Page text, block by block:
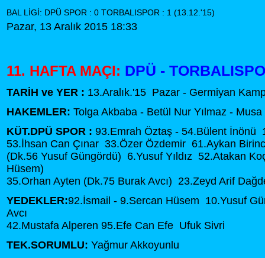
BAL LİGİ: DPÜ SPOR : 0 TORBALISPOR : 1 (13.12.'15)
Pazar, 13 Aralık 2015 18:33
11. HAFTA MAÇI: DPÜ -
TARİH ve YER : 13.Aralık.'15 Pazar - Germiyan
HAKEMLER: Tolga Akbaba - Betül Nur Yılmaz -
KÜT.DPÜ SPOR : 93.Emrah Öztaş - 54.Bülent İnönü
53.İhsan Can Çınar 33.Özer Özdemir 61.Aykan
(Dk.56 Yusuf Güngördü) 6.Yusuf Yıldız 52.Atakan
Hüsem)
35.Orhan Ayten (Dk.75 Burak Avcı) 23.Zeyd Arif
YEDEKLER:92.İsmail - 9.Sercan Hüsem 10.Yusuf
Avcı
42.Mustafa Alperen 95.Efe Can Efe Ufuk Sivri
TEK.SORUMLU: Yağmur Akkoyunlu